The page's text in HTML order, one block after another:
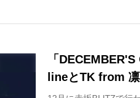
「
lineとTK from